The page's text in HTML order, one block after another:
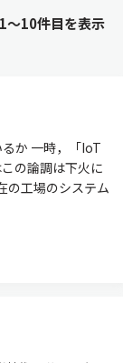
1〜10件目を表示
か 一時，「IoT
の論調は下火に
の工場のシステム